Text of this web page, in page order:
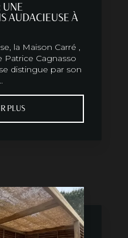
UNE
AUDACIEUSE À
la Maison Carré ,
Patrice Cagnasso
distingue par son
PLUS